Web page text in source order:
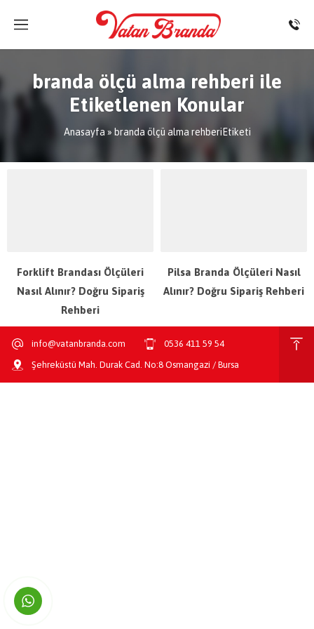
branda ölçü alma rehberi ile
Etiketlenen Konular
Anasayfa » branda ölçü alma rehberiEtiketi
Forklift Brandası Ölçüleri
Nasıl Alınır? Doğru Sipariş
Rehberi
Pilsa Branda Ölçüleri Nasıl
Alınır? Doğru Sipariş Rehberi
info@vatanbranda.com
0536 411 59 54
Şehreküstü Mah. Durak Cad. No:8 Osmangazi / Bursa